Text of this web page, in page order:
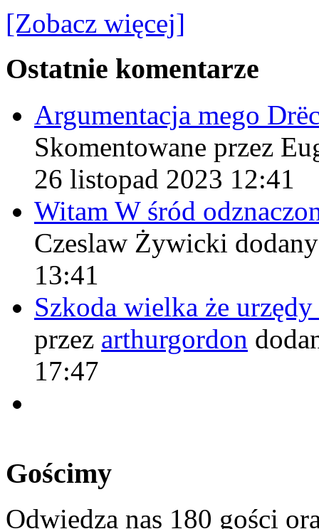
[Zobacz więcej]
Ostatnie komentarze
Argumentacja mego
Skomentowane przez
26 listopad 2023 12:41
Witam W śród
Czeslaw Żywicki
13:41
Szkoda wielka że
przez arthurgordon
17:47
Gościmy
Odwiedza nas 180 gości